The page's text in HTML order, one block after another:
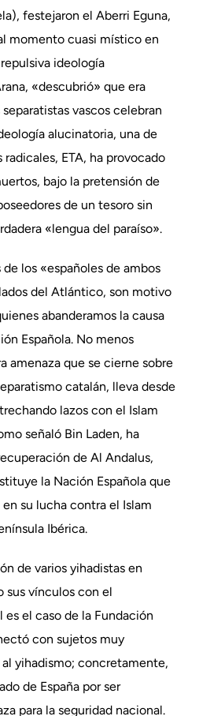
festejaron el Aberri Eguna,
momento cuasi místico en
ideología
«descubrió» que era
vascos celebran
alucinatoria, una de
ETA, ha provocado
bajo la pretensión de
de un tesoro sin
«lengua del paraíso».
los «españoles de ambos
del Atlántico, son motivo
abanderamos la causa
Española. No menos
amenaza que se cierne sobre
catalán, lleva desde
lazos con el Islam
señaló Bin Laden, ha
de Al Andalus,
la Nación Española que
su lucha contra el Islam
Ibérica.
de varios yihadistas en
sus vínculos con el
es el caso de la Fundación
con sujetos muy
yihadismo; concretamente,
de España por ser
para la seguridad nacional.